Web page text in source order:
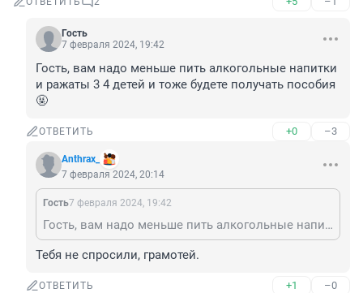
Гость
7 февраля 2024, 19:42
Гость, вам надо меньше пить алкогольные напитки
и ражаты 3 4 детей и тоже будете получать пособия
🤬
ОТВЕТИТЬ +0 –3
Anthrax_
7 февраля 2024, 20:14
Гость7 февраля 2024, 19:42
Гость, вам надо меньше пить алкогольные напитки и ражаты 3 4 детей и тоже будете получать пособия 🤬
Тебя не спросили, грамотей.
ОТВЕТИТЬ +1 –0